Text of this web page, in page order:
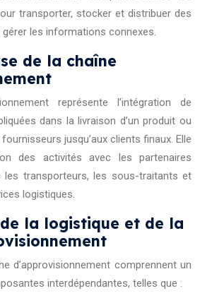
transporter, stocker et distribuer des
les informations connexes.
de la chaîne
représente l’intégration de
dans la livraison d’un produit ou
jusqu’aux clients finaux. Elle
des activités avec les partenaires
les transporteurs, les sous-traitants et
logistiques.
la logistique et de la
d’approvisionnement comprennent un
interdépendantes, telles que :